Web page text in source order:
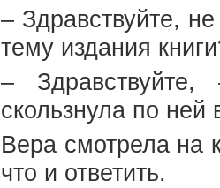
– Здравствуйте,
тему издания
–
скользнула по ней
Вера смотрела на
что и ответить.